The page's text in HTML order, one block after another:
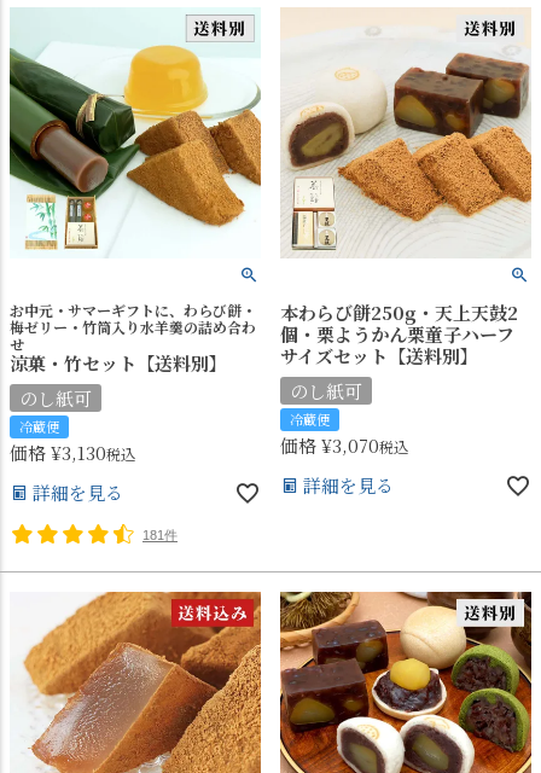
お中元・サマーギフトに、わらび餅・
梅ゼリー・竹筒入り水羊羹の詰め合わ
せ
涼菓・竹セット【送料別】
のし紙可
冷蔵便
価格¥3,130税込
詳細を見る
181件
本わらび餅250g・天上天鼓2
個・栗ようかん栗童子ハーフ
サイズセット【送料別】
のし紙可
冷蔵便
価格¥3,070税込
詳細を見る